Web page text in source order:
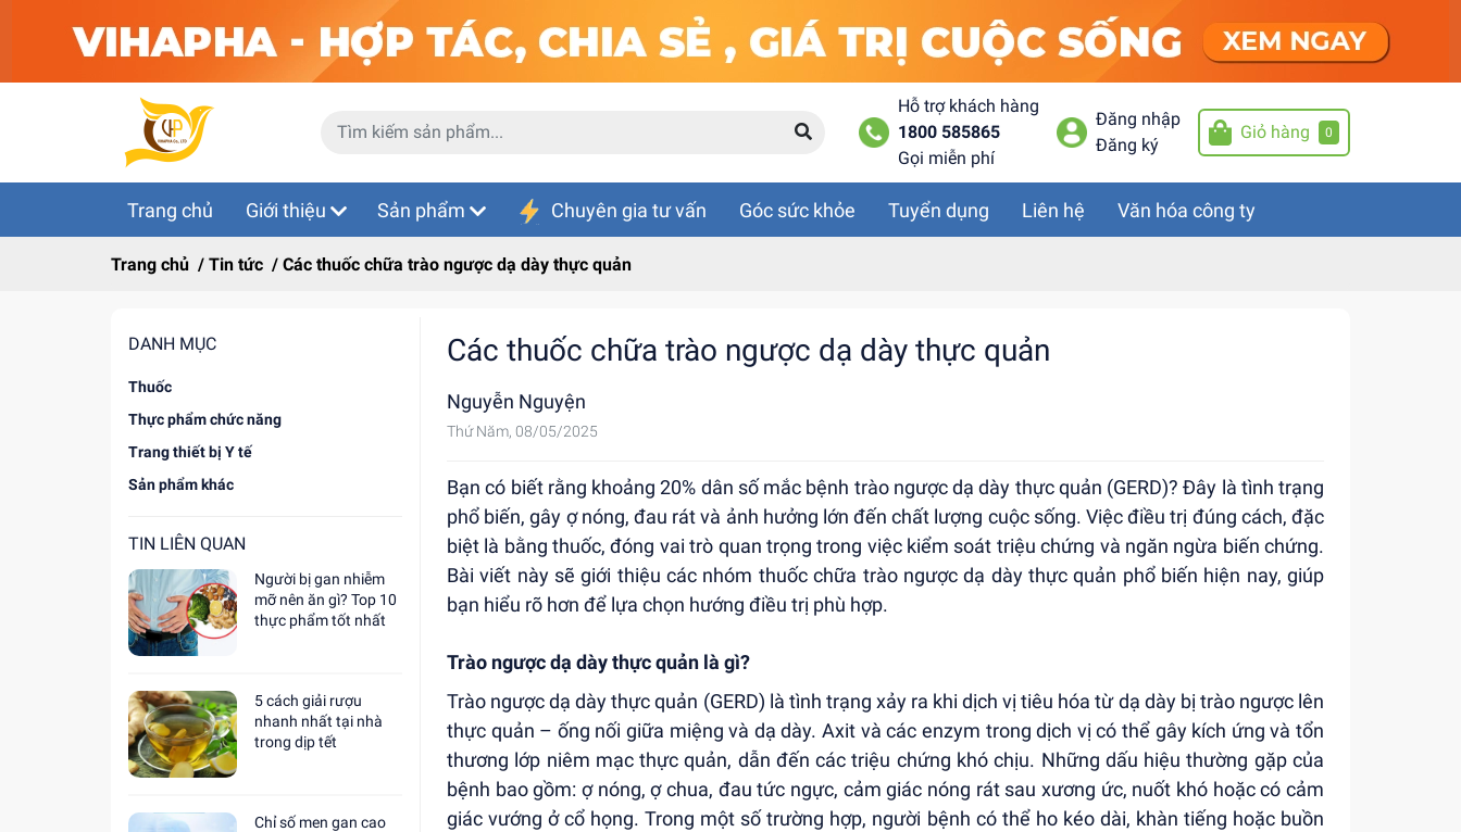
Hỗ trợ khách hàng
1800 585865
Gọi miễn phí
Đăng nhập
Đăng ký
Giỏ hàng 0
Trang chủ Giới thiệu Sản phẩm Chuyên gia tư vấn Góc sức khỏe Tuyển dụng Liên hệ Văn hóa công ty
Trang chủ / Tin tức / Các thuốc chữa trào ngược dạ dày thực quản
DANH MỤC
Thuốc
Thực phẩm chức năng
Trang thiết bị Y tế
Sản phẩm khác
TIN LIÊN QUAN
Người bị gan nhiễm
mỡ nên ăn gì? Top 10
thực phẩm tốt nhất
5 cách giải rượu
nhanh nhất tại nhà
trong dịp tết
Chỉ số men gan cao
Các thuốc chữa trào ngược dạ dày thực quản
Nguyễn Nguyện
Thứ Năm, 08/05/2025
Bạn có biết rằng khoảng 20% dân số mắc bệnh trào ngược dạ dày thực quản (GERD)? Đây là tình trạng
phổ biến, gây ợ nóng, đau rát và ảnh hưởng lớn đến chất lượng cuộc sống. Việc điều trị đúng cách, đặc
biệt là bằng thuốc, đóng vai trò quan trọng trong việc kiểm soát triệu chứng và ngăn ngừa biến chứng.
Bài viết này sẽ giới thiệu các nhóm thuốc chữa trào ngược dạ dày thực quản phổ biến hiện nay, giúp
bạn hiểu rõ hơn để lựa chọn hướng điều trị phù hợp.
Trào ngược dạ dày thực quản là gì?
Trào ngược dạ dày thực quản (GERD) là tình trạng xảy ra khi dịch vị tiêu hóa từ dạ dày bị trào ngược lên
thực quản – ống nối giữa miệng và dạ dày. Axit và các enzym trong dịch vị có thể gây kích ứng và tổn
thương lớp niêm mạc thực quản, dẫn đến các triệu chứng khó chịu. Những dấu hiệu thường gặp của
bệnh bao gồm: ợ nóng, ợ chua, đau tức ngực, cảm giác nóng rát sau xương ức, nuốt khó hoặc có cảm
giác vướng ở cổ họng. Trong một số trường hợp, người bệnh có thể ho kéo dài, khàn tiếng hoặc buồn